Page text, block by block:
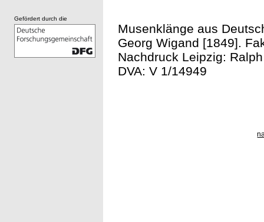
Musenklänge aus
Georg Wigand [1849].
Nachdruck Leipzig:
DVA: V 1/14949
Gefördert durch die